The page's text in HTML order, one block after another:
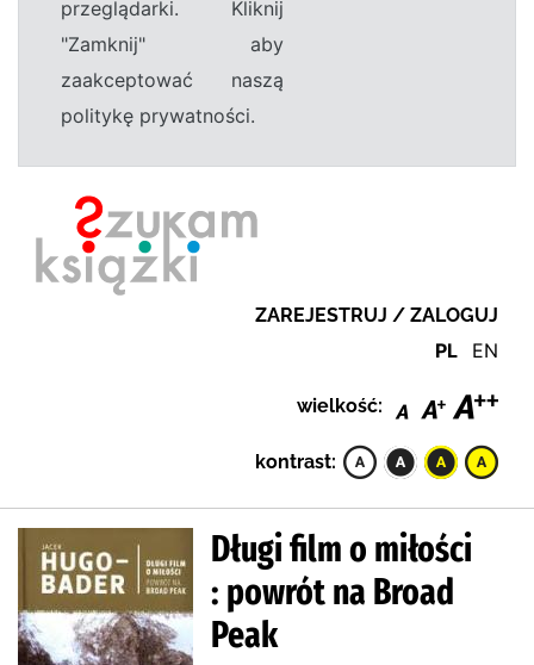
przeglądarki. Kliknij
"Zamknij" aby
zaakceptować naszą
politykę prywatności.
ZAREJESTRUJ / ZALOGUJ
PL EN
wielkość:
kontrast:
Długi film o miłości
: powrót na Broad
Peak